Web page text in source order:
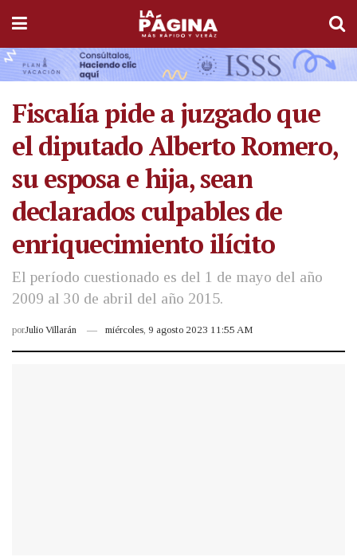
Fiscalía pide a juzgado que
el diputado Alberto Romero,
su esposa e hija, sean
declarados culpables de
enriquecimiento ilícito
El período cuestionado es del 1 de mayo del año
2009 al 30 de abril del año 2015.
porJulio Villarán miércoles, 9 agosto 2023 11:55 AM